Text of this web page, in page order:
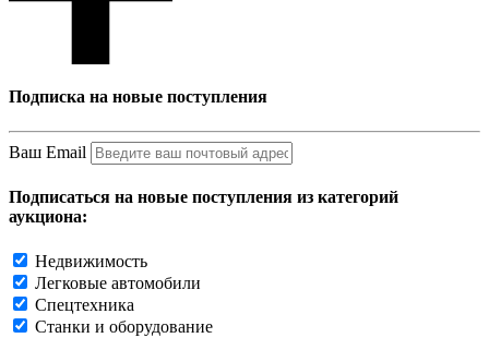
Подписка на новые поступления
Ваш Email
Подписаться на новые поступления из категорий
аукциона:
Недвижимость
Легковые автомобили
Спецтехника
Станки и оборудование